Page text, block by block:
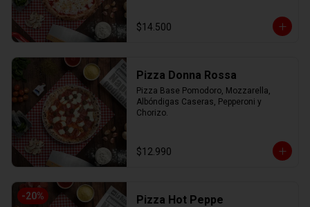
$14.500
Pizza Donna Rossa
Pizza Base Pomodoro, Mozzarella,
Albóndigas Caseras, Pepperoni y
Chorizo.
$12.990
-20% Pizza Hot Peppe